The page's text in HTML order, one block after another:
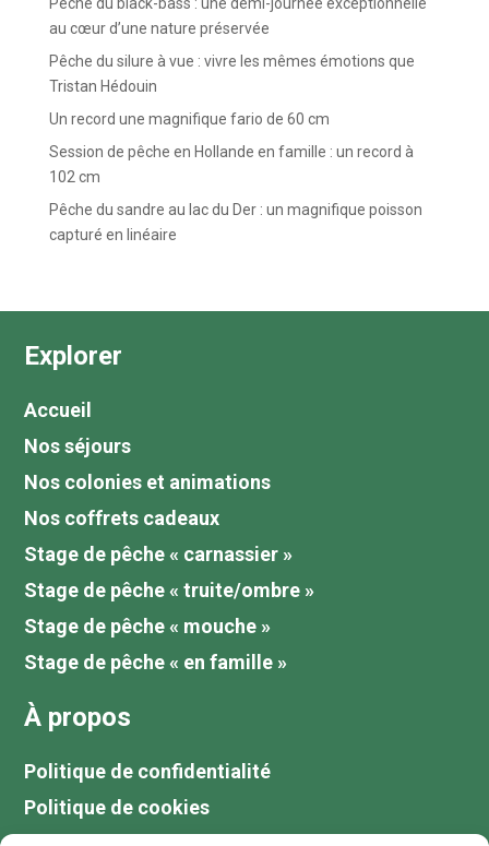
au cœur d’une nature préservée
Pêche du silure à vue : vivre les mêmes émotions que
Tristan Hédouin
Un record une magnifique fario de 60 cm
Session de pêche en Hollande en famille : un record à
102 cm
Pêche du sandre au lac du Der : un magnifique poisson
capturé en linéaire
Explorer
Accueil
Nos séjours
Nos colonies et animations
Nos coffrets cadeaux
Stage de pêche « carnassier »
Stage de pêche « truite/ombre »
Stage de pêche « mouche »
Stage de pêche « en famille »
À propos
Politique de confidentialité
Politique de cookies